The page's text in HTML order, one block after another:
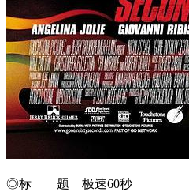
◎标 题 极速60秒